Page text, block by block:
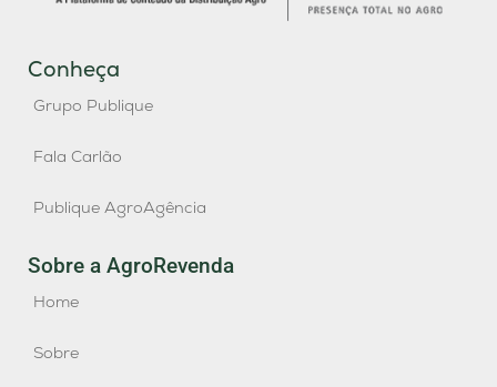
Conheça
Grupo Publique
Fala Carlão
Publique AgroAgência
Sobre a AgroRevenda
Home
Sobre